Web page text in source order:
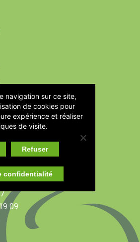
09
navigation sur ce site,
de cookies pour
expérience et réaliser
de visite.
Refuser
confidentialité